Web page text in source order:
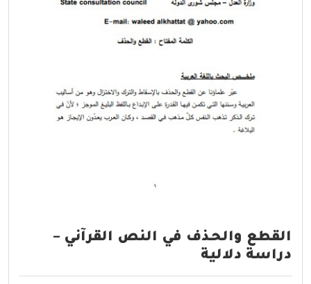
القطع والحـذف في النص القرآني –
دراسة دلالية